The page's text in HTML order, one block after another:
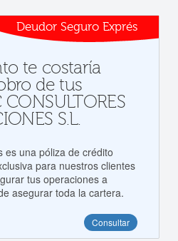
Deudor Seguro Exprés
te costaría
de tus
S.L.
es una póliza de crédito
para nuestros clientes
tus operaciones a
asegurar toda la cartera.
Consultar